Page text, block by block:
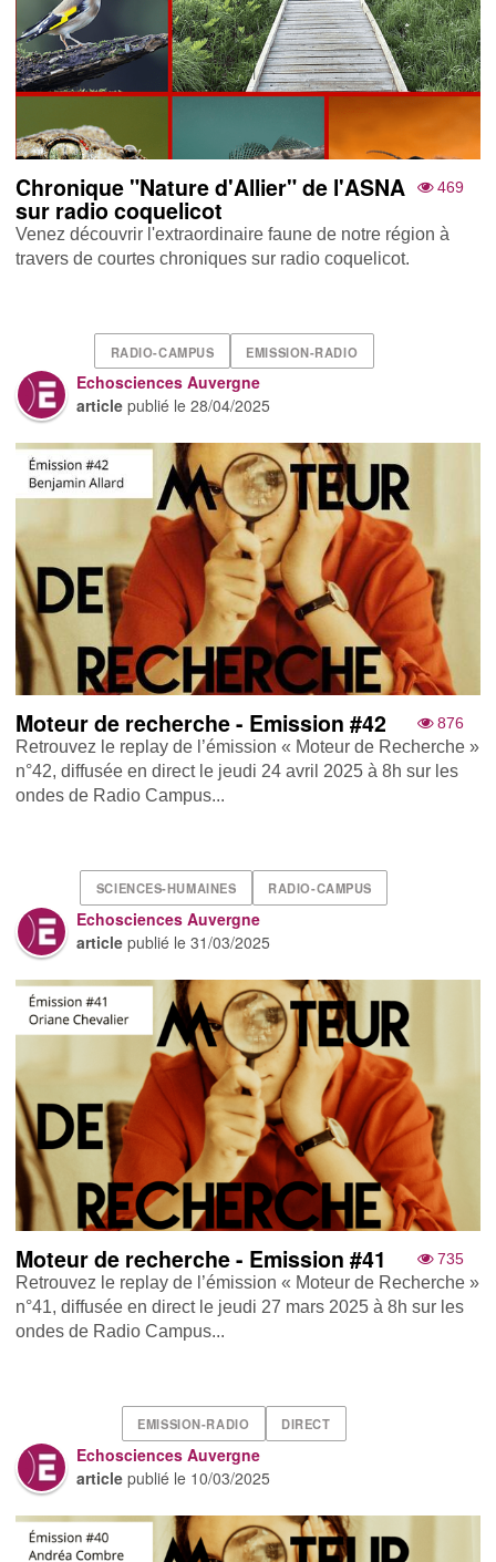
469
Chronique "Nature d'Allier" de l'ASNA
sur radio coquelicot
Venez découvrir l'extraordinaire faune de notre région à
travers de courtes chroniques sur radio coquelicot.
RADIO-CAMPUS EMISSION-RADIO
Echosciences Auvergne
article publié le28/04/2025
876
Moteur de recherche - Emission #42
Retrouvez le replay de l’émission « Moteur de Recherche »
n°42, diffusée en direct le jeudi 24 avril 2025 à 8h sur les
ondes de Radio Campus...
SCIENCES-HUMAINES RADIO-CAMPUS
Echosciences Auvergne
article publié le31/03/2025
735
Moteur de recherche - Emission #41
Retrouvez le replay de l’émission « Moteur de Recherche »
n°41, diffusée en direct le jeudi 27 mars 2025 à 8h sur les
ondes de Radio Campus...
EMISSION-RADIO DIRECT
Echosciences Auvergne
article publié le 10/03/2025